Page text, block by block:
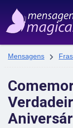
Mensagens 